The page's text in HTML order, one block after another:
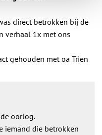
direct betrokken bij de
verhaal 1x met ons
gehouden met oa Trien
oorlog.
iemand die betrokken